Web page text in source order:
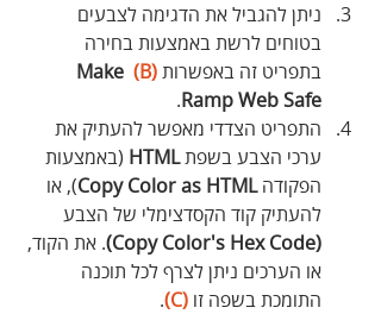
ניתן להגביל את הדגימה לצבעים
בטוחים לרשת באמצעות בחירה
בתפריט זה באפשרות (B)
Make
Ramp Web Safe
.
התפריט הצדדי מאפשר להעתיק את
ערכי הצבע בשפת HTML (באמצעות
הפקודה Copy Color as HTML), או
להעתיק קוד הקסדצימלי של הצבע
(Copy Color's Hex Code)
. את הקוד,
או הערכים ניתן לצרף לכל תוכנה
התומכת בשפה זו (C)
.